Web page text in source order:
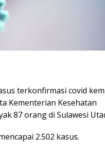
terkonfirmasi covid
Kementerian Kesehatan
87 orang di Sulawesi
2.502 kasus.